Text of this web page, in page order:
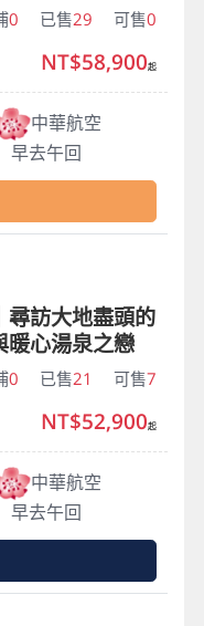
0 已售29 可售0
中華航空
早去午回
NT$58,900起
尋訪大地盡頭的
暖心湯泉之戀
0 已售21 可售7
中華航空
早去午回
NT$52,900起